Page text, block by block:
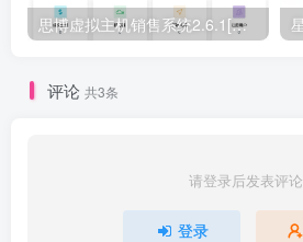
思博虚拟主机销售系统2.6.1[正式下线]-请使用思博业务系统免费授权
评论 共3条
请登录后发表评论
登录